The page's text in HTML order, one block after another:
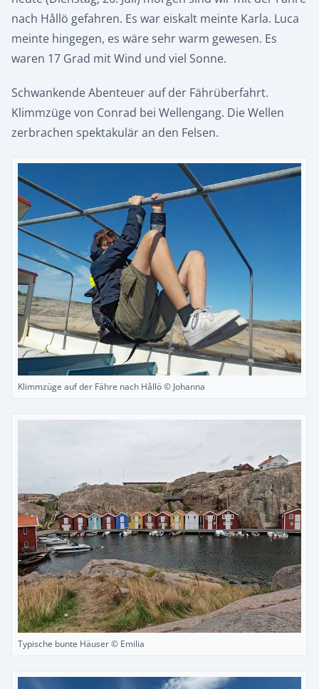
nach Hållö gefahren. Es war eiskalt meinte Karla. Luca
meinte hingegen, es wäre sehr warm gewesen. Es
waren 17 Grad mit Wind und viel Sonne.
Schwankende Abenteuer auf der Fährüberfahrt.
Klimmzüge von Conrad bei Wellengang. Die Wellen
zerbrachen spektakulär an den Felsen.
Klimmzüge auf der Fähre nach Hållö © Johanna
Typische bunte Häuser © Emilia